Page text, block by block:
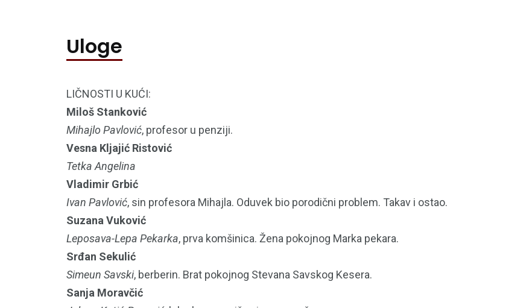
Uloge
LIČNOSTI U KUĆI:
Miloš Stanković
Mihajlo Pavlović, profesor u penziji.
Vesna Kljajić Ristović
Tetka Angelina
Vladimir Grbić
Ivan Pavlović, sin profesora Mihajla. Oduvek bio porodični problem. Takav i ostao.
Suzana Vuković
Leposava-Lepa Pekarka, prva komšinica. Žena pokojnog Marka pekara.
Srđan Sekulić
Simeun Savski, berberin. Brat pokojnog Stevana Savskog Kesera.
Sanja Moravčić